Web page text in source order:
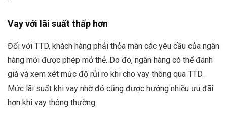
Vay với lãi suất thấp hơn
Đối với TTD, khách hàng phải thỏa mãn các yêu cầu của ngân
hàng mới được phép mở thẻ. Do đó, ngân hàng có thể đánh
giá và xem xét mức độ rủi ro khi cho vay thông qua TTD.
Mức lãi suất khi vay nhờ đó cũng được hưởng nhiều ưu đãi
hơn khi vay thông thường.